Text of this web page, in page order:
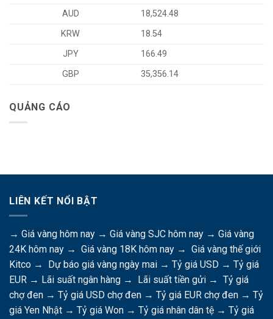
AUD
18,524.48
KRW
18.54
JPY
166.49
GBP
35,356.14
QUẢNG CÁO
LIÊN KẾT NỔI BẬT
→ Giá vàng hôm nay → Giá vàng SJC hôm nay → Giá vàng
24K hôm nay → Giá vàng 18K hôm nay → Giá vàng thế giới
Kitco → Dự báo giá vàng ngày mai → Tỷ giá USD → Tỷ giá
EUR → Lãi suất ngân hàng → Lãi suất tiền gửi → Tỷ giá
chợ đen → Tỷ giá USD chợ đen → Tỷ giá EUR chợ đen → Tỷ
giá Yen Nhật → Tỷ giá Won → Tỷ giá nhân dân tệ → Tỷ giá